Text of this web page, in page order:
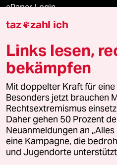
ePaper Login
Downloads für Abonnierende
© 2026 taz Verlags und
Alle Rechte vorbehalten. Bei
wenden Sie sich bitte an
Feedback Redaktionsstatut
Leitlinie Informant
taz zahl ich
Links lesen,
bekämpfen
Mit doppelter Kraft für
Besonders jetzt brauchen
Rechtsextremismus
Daher gehen 50 Prozent
Neuanmeldungen an
eine Kampagne, die
und Jugendorte